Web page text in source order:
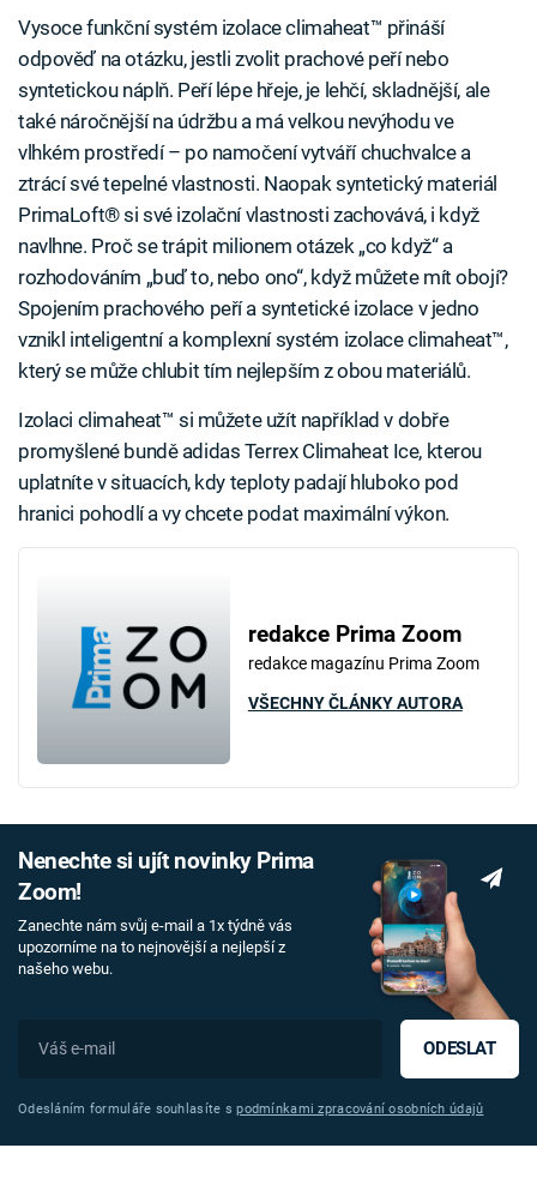
Vysoce funkční systém izolace climaheat™ přináší
odpověď na otázku, jestli zvolit prachové peří nebo
syntetickou náplň. Peří lépe hřeje, je lehčí, skladnější, ale
také náročnější na údržbu a má velkou nevýhodu ve
vlhkém prostředí – po namočení vytváří chuchvalce a
ztrácí své tepelné vlastnosti. Naopak syntetický materiál
PrimaLoft® si své izolační vlastnosti zachovává, i když
navlhne. Proč se trápit milionem otázek „co když“ a
rozhodováním „buď to, nebo ono“, když můžete mít obojí?
Spojením prachového peří a syntetické izolace v jedno
vznikl inteligentní a komplexní systém izolace climaheat™,
který se může chlubit tím nejlepším z obou materiálů.
Izolaci climaheat™ si můžete užít například v dobře
promyšlené bundě adidas Terrex Climaheat Ice, kterou
uplatníte v situacích, kdy teploty padají hluboko pod
hranici pohodlí a vy chcete podat maximální výkon.
redakce Prima Zoom
redakce magazínu Prima Zoom
VŠECHNY ČLÁNKY AUTORA
Nenechte si ujít novinky Prima
Zoom!
Zanechte nám svůj e-mail a 1x týdně vás
upozorníme na to nejnovější a nejlepší z
našeho webu.
ODESLAT
Odesláním formuláře souhlasíte spodmínkami zpracování osobních údajů